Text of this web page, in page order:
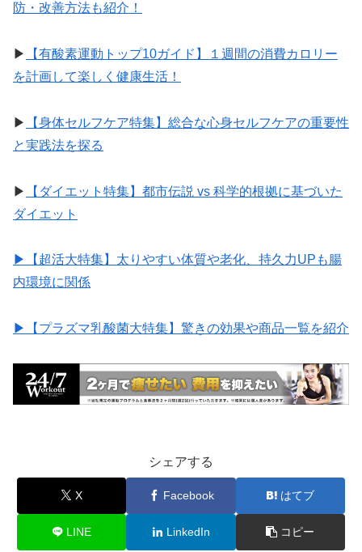
防・改善方法も紹介！
▶︎
【有酸素運動トップ10ガイド】１週間の消費カロリー
を計画して楽しく健康生活！
▶︎
【身体セルフケア特集】総合な心身セルフケアの重要性
と実践法を探る
▶︎
【ダイエット特集】都市伝説 vs 科学的根拠に基づいた
ダイエット
▶︎【超活大特集】太りやすい体質や老化、持久力UPも腸
内環境に関係
▶︎【プラズマ乳酸菌大特集】驚きの効果や商品一覧を紹介
シェアする
X Facebook はてブ
LINE LinkedIn コピー